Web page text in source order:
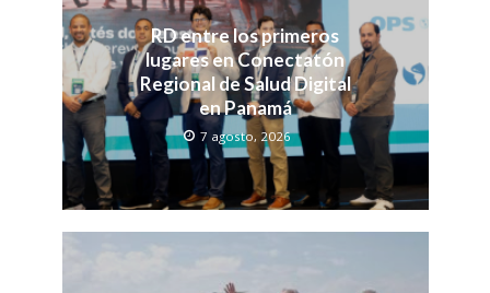
RD entre los primeros
lugares en Conectatón
Regional de Salud Digital
en Panamá
7 agosto, 2026